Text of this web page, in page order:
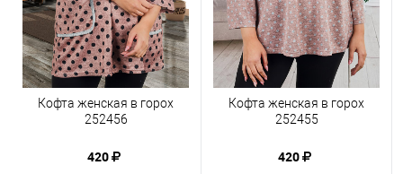
Кофта женская в горох
252456
420
Кофта женская в горох
252455
420